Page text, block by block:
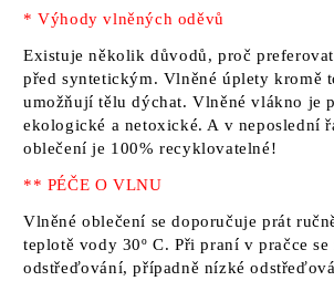
* Výhody vlněných oděvů
Existuje několik důvodů, proč
před syntetickým. Vlněné úplety kromě
umožňují tělu dýchat. Vlněné vlákno je
ekologické a netoxické. A v neposlední
oblečení je 100% recyklovatelné!
** PÉČE O VLNU
Vlněné oblečení se doporučuje prát
teplotě vody 30º C. Při praní v pračce se
odstřeďování, případně nízké